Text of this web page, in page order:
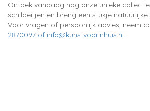
Ontdek vandaag nog onze unieke
schilderijen en breng een stukje
Voor vragen of persoonlijk advies, neem
2870097 of info@kunstvoorinhuis.nl.